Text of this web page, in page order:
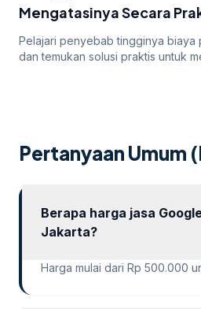
Mengatasinya Secara
Pelajari penyebab tingginya biaya
dan temukan solusi praktis untuk
Pertanyaan Umum
Berapa harga jasa
Jakarta?
Harga mulai dari Rp 500.000